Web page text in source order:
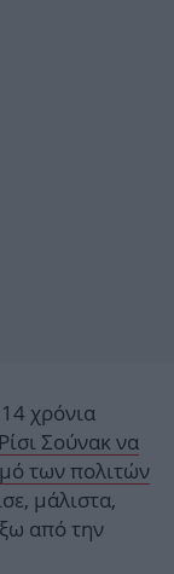
χρόνια
Ρίσι Σούνακ να
των πολιτών
μάλιστα,
από την